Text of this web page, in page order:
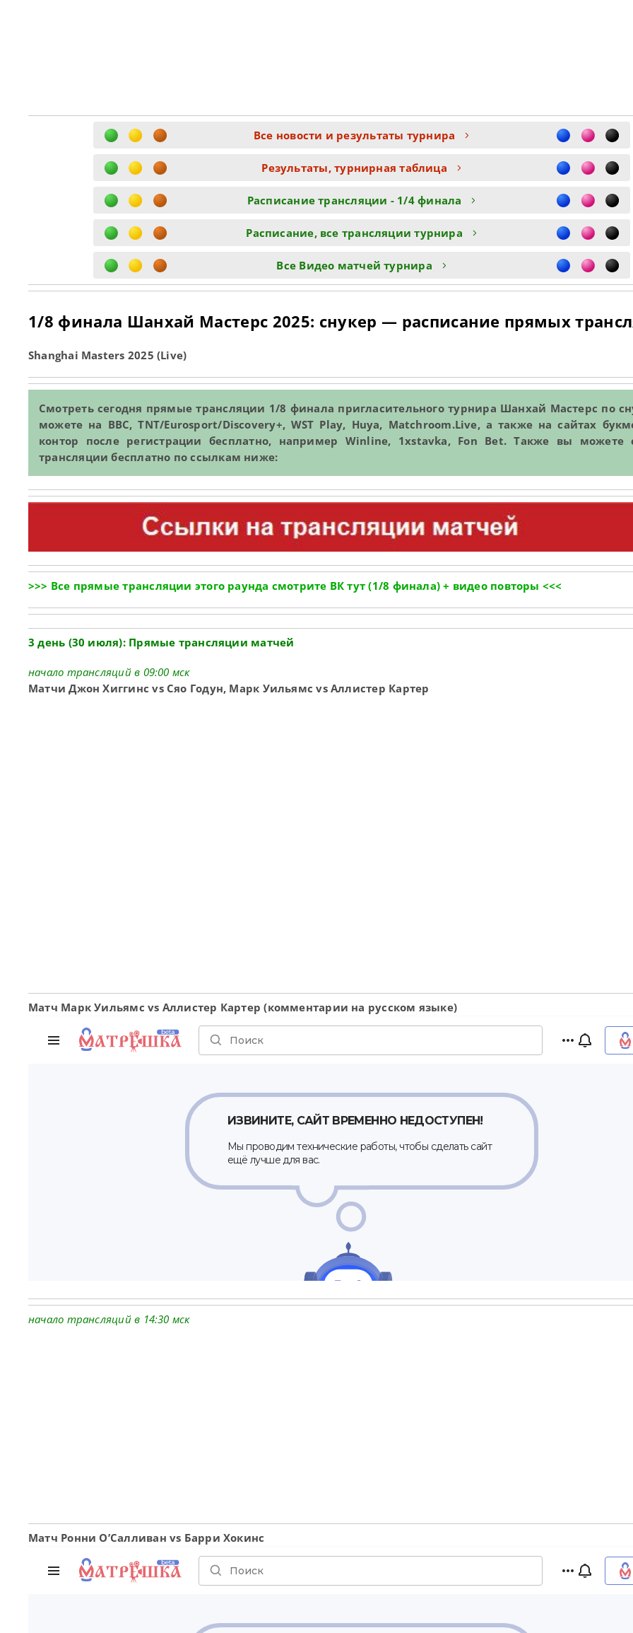
Все новости и результаты турнира
Результаты, турнирная таблица
Расписание трансляции - 1/4 финала
Расписание, все трансляции турнира
Все Видео матчей турнира
1/8 финала Шанхай Мастерс 2025: снукер — расписание прямых
Shanghai Masters 2025 (Live)
Смотреть сегодня прямые трансляции 1/8 финала пригласительного турнира Шанхай Мастерс по
можете на BBC, TNT/Eurosport/Discovery+, WST Play, Huya, Matchroom.Live, а также на сайтах
контор после регистрации бесплатно, например Winline, 1xstavka, Fon Bet. Также вы можете
трансляции бесплатно по ссылкам ниже:
>>> Все прямые трансляции этого раунда смотрите ВК тут (1/8 финала) + видео повторы <<<
3 день (30 июля): Прямые трансляции матчей
начало трансляций в 09:00 мск
Матчи Джон Хиггинс vs Сяо Годун, Марк Уильямс vs Аллистер Картер
Матч Марк Уильямс vs Аллистер Картер (комментарии на русском языке)
начало трансляций в 14:30 мск
Матч Ронни О’Салливан vs Барри Хокинс